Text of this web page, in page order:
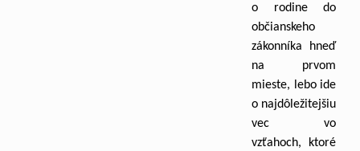
o rodine do
občianskeho
zákonníka hneď
na prvom
mieste, lebo ide
o najdôležitejšiu
vec vo
vzťahoch, ktoré